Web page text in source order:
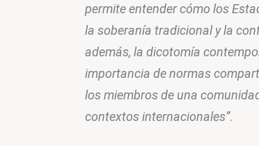
permite entender cómo los
la soberanía tradicional y la
además, la dicotomía
importancia de normas
los miembros de una
contextos internacionales”.